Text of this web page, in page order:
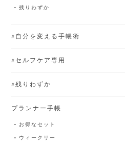
残りわずか
#自分を変える手帳術
#セルフケア専用
#残りわずか
プランナー手帳
お得なセット
ウィークリー